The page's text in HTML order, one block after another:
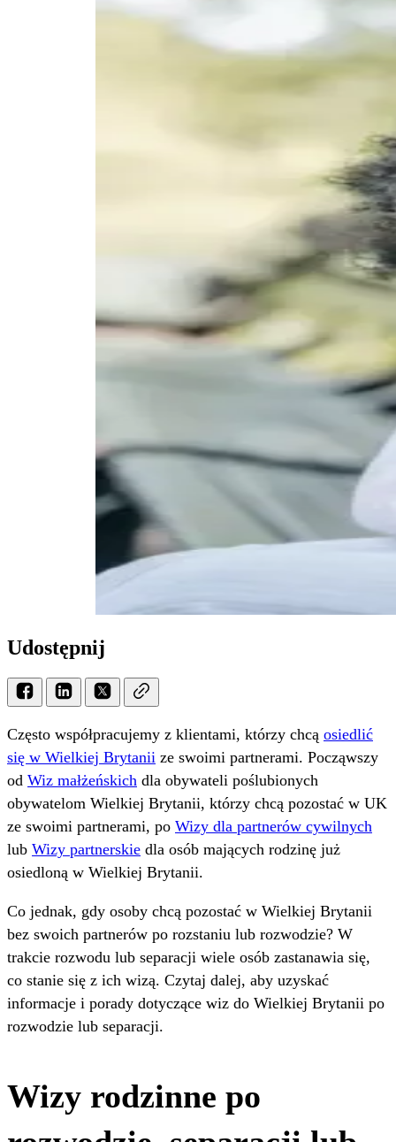
Udostępnij
Często współpracujemy z klientami, którzy chcą osiedlić
się w Wielkiej Brytanii ze swoimi partnerami. Począwszy
od Wiz małżeńskich dla obywateli poślubionych
obywatelom Wielkiej Brytanii, którzy chcą pozostać w UK
ze swoimi partnerami, po Wizy dla partnerów cywilnych
lub Wizy partnerskie dla osób mających rodzinę już
osiedloną w Wielkiej Brytanii.
Co jednak, gdy osoby chcą pozostać w Wielkiej Brytanii
bez swoich partnerów po rozstaniu lub rozwodzie? W
trakcie rozwodu lub separacji wiele osób zastanawia się,
co stanie się z ich wizą. Czytaj dalej, aby uzyskać
informacje i porady dotyczące wiz do Wielkiej Brytanii po
rozwodzie lub separacji.
Wizy rodzinne po